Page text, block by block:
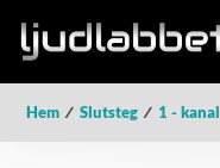
Hem/ Slutsteg/ 1 - kanal